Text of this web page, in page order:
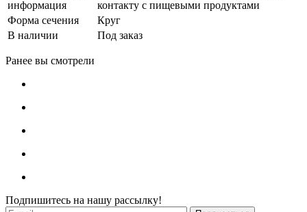
информация
контакту с пищевыми продуктами
Форма сечения
Круг
В наличии
Под заказ
Ранее вы смотрели
Подпишитесь на нашу рассылку!